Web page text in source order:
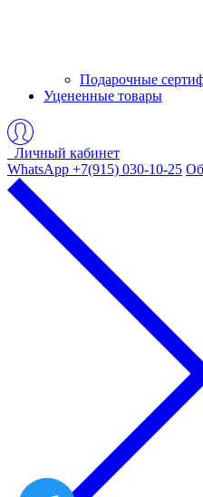
Подарочные
Уцененные товары
Личный кабинет
WhatsApp +7(915) 030-10-25